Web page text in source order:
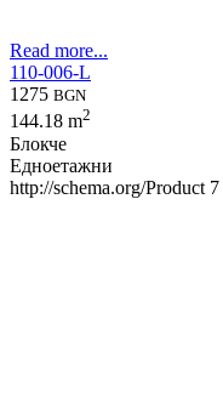
Read more...
110-006-L
1275 BGN
144.18 m2
Блокче
Едноетажни
http://schema.org/Product 7